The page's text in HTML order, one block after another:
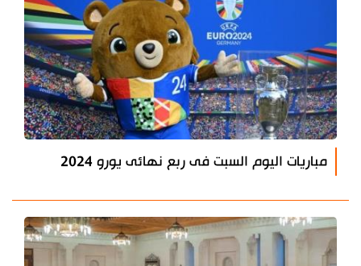
مباريات اليوم السبت فى ربع نهائى يورو 2024